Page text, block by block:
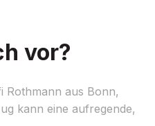
vor?
Rothmann aus Bonn,
kann eine aufregende,